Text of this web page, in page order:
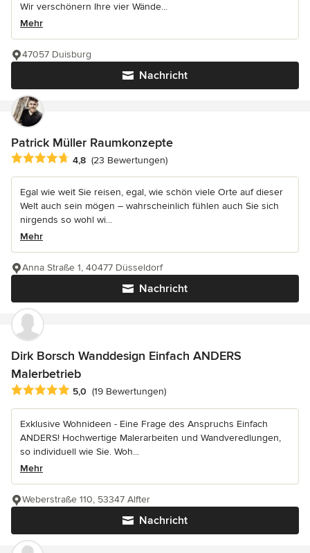
Wir verschönern Ihre vier Wände...
Mehr
Nachricht
47057 Duisburg
Patrick Müller Raumkonzepte
Durchschnittliche Bewertung: 4.8 von 5 Sternen
4,8 (23 Bewertungen)
Egal wie weit Sie reisen, egal, wie schön viele Orte auf dieser
Welt auch sein mögen – wahrscheinlich fühlen auch Sie sich
nirgends so wohl wi...
Mehr
Nachricht
Anna Straße 1, 40477 Düsseldorf
Dirk Borsch Wanddesign Einfach ANDERS
Malerbetrieb
Durchschnittliche Bewertung: 5 von 5 Sternen
5,0 (19 Bewertungen)
Exklusive Wohnideen - Eine Frage des Anspruchs Einfach
ANDERS! Hochwertige Malerarbeiten und Wandveredlungen,
so individuell wie Sie. Woh...
Mehr
Nachricht
Weberstraße 110, 53347 Alfter